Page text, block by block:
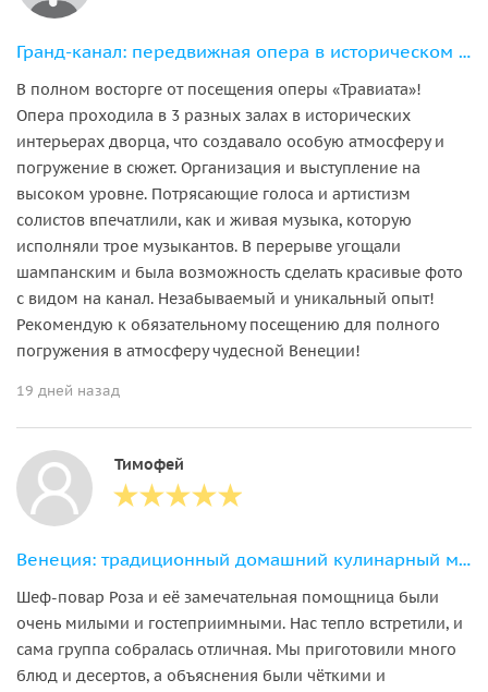
Гранд-канал: передвижная опера в историческом месте
В полном восторге от посещения оперы «Травиата»!
Опера проходила в 3 разных залах в исторических
интерьерах дворца, что создавало особую атмосферу и
погружение в сюжет. Организация и выступление на
высоком уровне. Потрясающие голоса и артистизм
солистов впечатлили, как и живая музыка, которую
исполняли трое музыкантов. В перерыве угощали
шампанским и была возможность сделать красивые фото
с видом на канал. Незабываемый и уникальный опыт!
Рекомендую к обязательному посещению для полного
погружения в атмосферу чудесной Венеции!
19 дней назад
Тимофей
Венеция: традиционный домашний кулинарный мастер-класс
Шеф-повар Роза и её замечательная помощница были
очень милыми и гостеприимными. Нас тепло встретили, и
сама группа собралась отличная. Мы приготовили много
блюд и десертов, а объяснения были чёткими и